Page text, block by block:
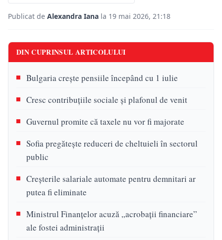
Publicat de Alexandra Iana la 19 mai 2026, 21:18
DIN CUPRINSUL ARTICOLULUI
Bulgaria crește pensiile începând cu 1 iulie
Cresc contribuțiile sociale și plafonul de venit
Guvernul promite că taxele nu vor fi majorate
Sofia pregătește reduceri de cheltuieli în sectorul
public
Creșterile salariale automate pentru demnitari ar
putea fi eliminate
Ministrul Finanțelor acuză „acrobații financiare”
ale fostei administrații